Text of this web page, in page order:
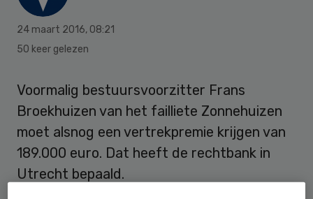
24 maart 2016, 08:21
50 keer gelezen
Voormalig bestuursvoorzitter Frans
Broekhuizen van het failliete Zonnehuizen
moet alsnog een vertrekpremie krijgen van
189.000 euro. Dat heeft de rechtbank in
Utrecht bepaald.